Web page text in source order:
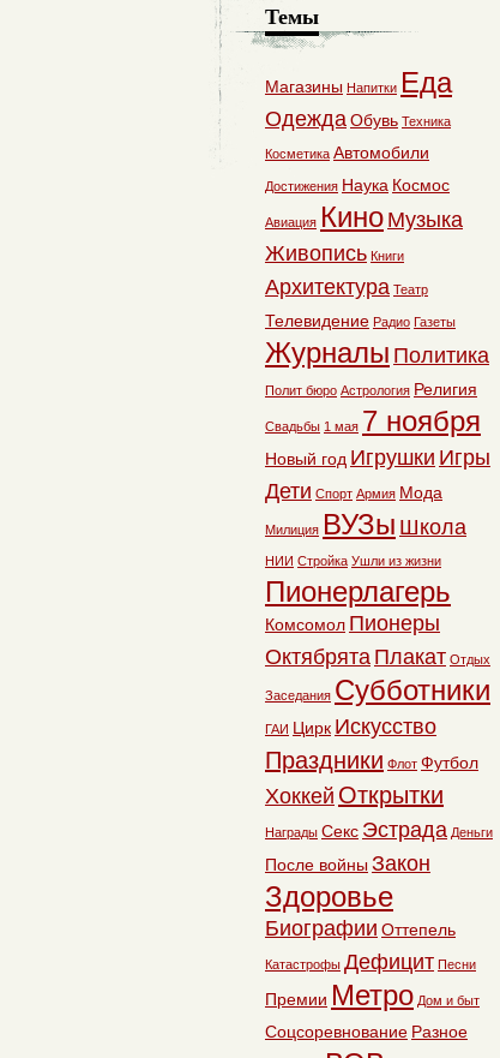
Темы
Магазины Напитки Еда
ОдеждаОбувь Техника
Косметика Автомобили
Достижения Наука Космос
Авиация Кино Музыка
Живопись Книги
Архитектура Театр
Телевидение Радио Газеты
Журналы Политика
Полит бюро Астрология Религия
Свадьбы 1 мая 7 ноября
Новый год Игрушки Игры
Дети Спорт Армия Мода
Милиция ВУЗы Школа
НИИ Стройка Ушли из жизни
Пионерлагерь
Комсомол Пионеры
Октябрята Плакат Отдых
Заседания Субботники
ГАИ Цирк Искусство
Праздники Флот Футбол
Хоккей Открытки
Награды Секс Эстрада Деньги
После войны Закон
Здоровье
Биографии Оттепель
Катастрофы Дефицит Песни
Премии Метро Дом и быт
Соцсоревнование Разное